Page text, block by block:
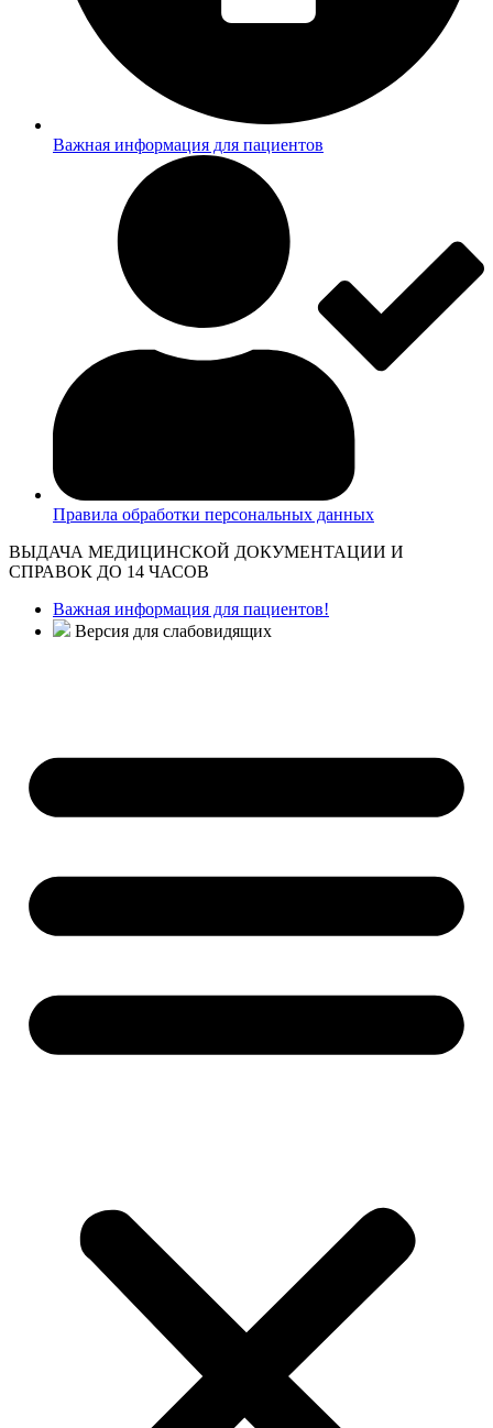
Важная информация для пациентов
Правила обработки персональных данных
ВЫДАЧА МЕДИЦИНСКОЙ ДОКУМЕНТАЦИИ И
СПРАВОК ДО 14 ЧАСОВ
Важная информация для пациентов!
Версия для слабовидящих